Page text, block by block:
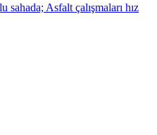
sahada; Asfalt çalışmaları hız